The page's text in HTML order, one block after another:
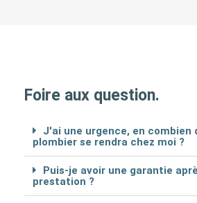
Foire aux question.
J'ai une urgence, en combien
plombier se rendra chez moi ?
Puis-je avoir une garantie
prestation ?